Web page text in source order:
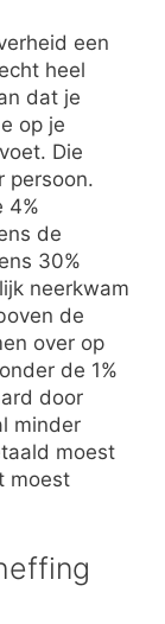
een
heel
dat je
op je
Die
persoon.
4%
de
30%
neerkwam
de
over op
de 1%
door
minder
moest
moest